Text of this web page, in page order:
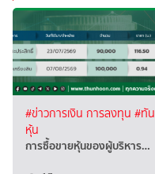
#ข่าวการเงิน การลงทุน #ทัน
หุ้น
การซื้อขายหุ้นของผู้บริหาร…